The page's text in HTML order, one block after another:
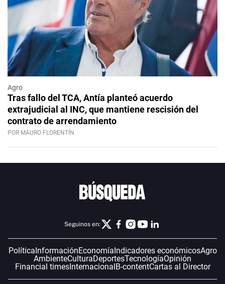
Agro
Tras fallo del TCA, Antía planteó acuerdo
extrajudicial al INC, que mantiene rescisión del
contrato de arrendamiento
POR MAURO FLORENTÍN
Seguinos en:
PolíticaInformaciónEconomíaIndicadores económicosAgro
AmbienteCulturaDeportesTecnologíaOpinión
Financial timesInternacionalB-contentCartas al Director